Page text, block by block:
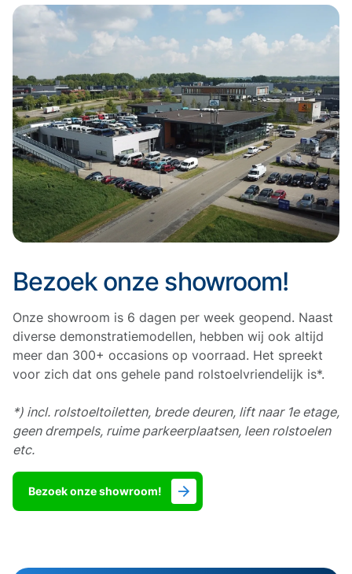
Bezoek onze showroom!
Onze showroom is 6 dagen per week geopend. Naast
diverse demonstratiemodellen, hebben wij ook altijd
meer dan 300+ occasions op voorraad. Het spreekt
voor zich dat ons gehele pand rolstoelvriendelijk is*.
*) incl. rolstoeltoiletten, brede deuren, lift naar 1e etage,
geen drempels, ruime parkeerplaatsen, leen rolstoelen
etc.
Bezoek onze showroom!